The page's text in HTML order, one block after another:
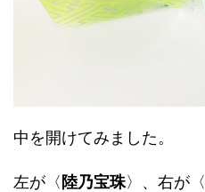
中を開けてみました。
左が〈陸乃宝珠〉、右が〈